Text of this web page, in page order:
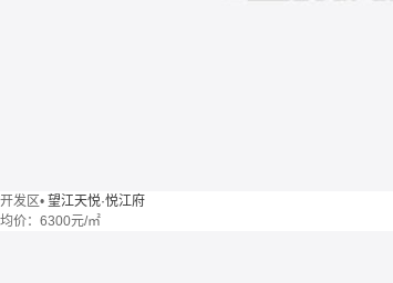
开发区• 望江天悦·悦江府
均价： 6300元/㎡